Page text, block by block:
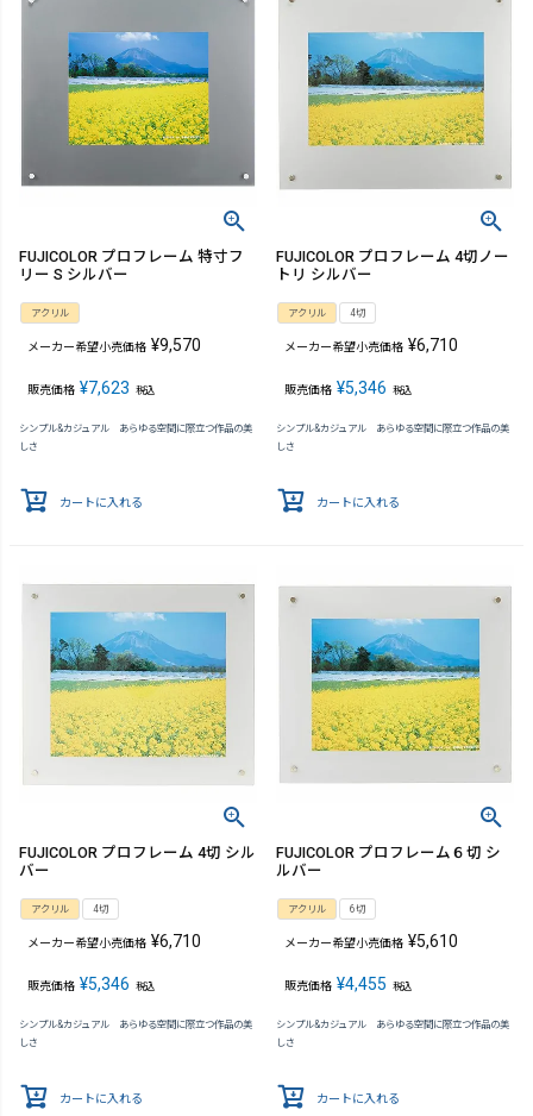
FUJICOLOR プロフレーム 特寸フ
リー S シルバー
アクリル
メーカー希望小売価格 ¥9,570
販売価格 ¥7,623 税込
シンプル&カジュアル あらゆる空間に際立つ作品の美
しさ
カートに入れる
FUJICOLOR プロフレーム 4切ノー
トリ シルバー
アクリル 4切
メーカー希望小売価格 ¥6,710
販売価格 ¥5,346 税込
シンプル&カジュアル あらゆる空間に際立つ作品の美
しさ
カートに入れる
FUJICOLOR プロフレーム 4切 シル
バー
アクリル 4切
メーカー希望小売価格 ¥6,710
販売価格 ¥5,346 税込
シンプル&カジュアル あらゆる空間に際立つ作品の美
しさ
カートに入れる
FUJICOLOR プロフレーム６切 シ
ルバー
アクリル 6切
メーカー希望小売価格 ¥5,610
販売価格 ¥4,455 税込
シンプル&カジュアル あらゆる空間に際立つ作品の美
しさ
カートに入れる